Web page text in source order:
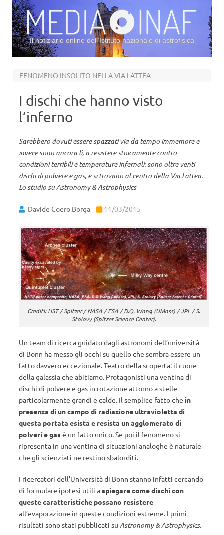
Il notiziario online dell’Istituto nazionale di astrofisica
FENOMENO INSOLITO NELLA VIA LATTEA
I dischi che hanno visto
l’inferno
Sarebbero dovuti essere spazzati via da tempo immemore e
invece sono ancora lì, a resistere stoicamente contro
condizioni terribili e temperature infernali: sono oltre venti
dischi di polvere e gas, e si trovano al centro della Via Lattea.
Lo studio su Astronomy & Astrophysics
Davide Coero Borga 11/03/2015
Crediti: HST / Spitzer / NASA / ESA / D.Q. Wang (UMass) / JPL / S.
Stolovy (Spitzer Science Center).
Un team di ricerca guidato dagli astronomi dell’università
di Bonn ha messo gli occhi su quello che sembra essere un
fatto davvero eccezionale. Teatro della scoperta: il cuore
della galassia che abitiamo. Protagonisti una ventina di
dischi di polvere e gas in rotazione attorno a stelle
particolarmente grandi e calde. Il semplice fatto che in
presenza di un campo di radiazione ultravioletta di
questa portata esista e resista un agglomerato di
polveri e gasè un fatto unico. Se poi il fenomeno si
ripresenta in una ventina di situazioni analoghe è naturale
che gli scienziati ne restino sbalorditi.
I ricercatori dell’Università di Bonn stanno infatti cercando
di formulare ipotesi utili aspiegare come dischi con
queste caratteristiche possano resistere
all’evaporazione in queste condizioni estreme. I primi
risultati sono stati pubblicati su Astronomy & Astrophysics.